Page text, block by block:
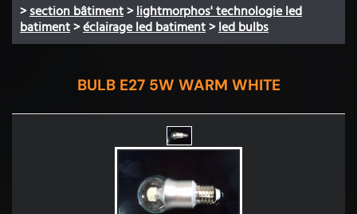
>section bâtiment>lightmorphos' technologie led
batiment>éclairage led batiment>led bulbs
BULB E27 5W WARM WHITE